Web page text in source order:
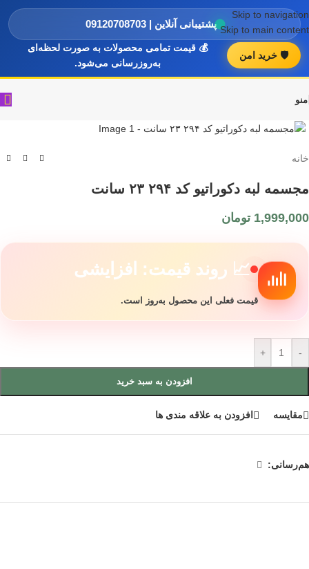
پشتیبانی آنلاین | 09120708703
💰 قیمت تمامی محصولات به صورت لحظه‌ای
به‌روزرسانی می‌شود.
🛡️ خرید امن
Skip to navigation
Skip to main content
منو
خانه
مجسمه لبه دکوراتیو کد ۲۹۴ ۲۳ سانت
1,999,000 تومان
📈 روند قیمت: افزایشی
قیمت فعلی این محصول به‌روز است.
-
+
افزودن به سبد خرید
مقایسه افزودن به علاقه مندی ها
هم‌رسانی: